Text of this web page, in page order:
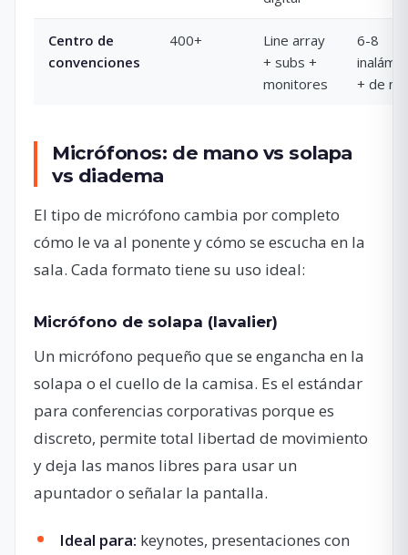
Centro de
convenciones
400+
Line array
+ subs +
monitores
6-8
+ de
Micrófonos: de mano vs solapa
vs diadema
El tipo de micrófono cambia por completo
cómo le va al ponente y cómo se escucha en la
sala. Cada formato tiene su uso ideal:
Micrófono de solapa (lavalier)
Un micrófono pequeño que se engancha en la
solapa o el cuello de la camisa. Es el estándar
para conferencias corporativas porque es
discreto, permite total libertad de movimiento
y deja las manos libres para usar un
apuntador o señalar la pantalla.
Ideal para: keynotes, presentaciones con